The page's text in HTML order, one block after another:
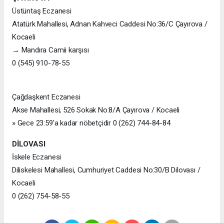
Üstüntaş Eczanesi
Atatürk Mahallesi, Adnan Kahveci Caddesi No:36/C Çayırova /
Kocaeli
→ Mandıra Camii karşısı
0 (545) 910-78-55
Çağdaşkent Eczanesi
Akse Mahallesi, 526 Sokak No:8/A Çayırova / Kocaeli
» Gece 23:59'a kadar nöbetçidir 0 (262) 744-84-84
DİLOVASI
İskele Eczanesi
Diliskelesi Mahallesi, Cumhuriyet Caddesi No:30/B Dilovası /
Kocaeli
0 (262) 754-58-55